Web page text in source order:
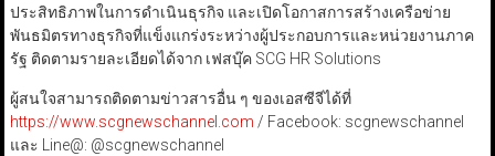
ประสิทธิภาพในการดำเนินธุรกิจ และเปิดโอกาสการสร้างเครือข่าย
พันธมิตรทางธุรกิจที่แข็งแกร่งระหว่างผู้ประกอบการและหน่วยงานภาค
รัฐ ติดตามรายละเอียดได้จาก เฟสบุ๊ค SCG HR Solutions
ผู้สนใจสามารถติดตามข่าวสารอื่น ๆ ของเอสซีจีได้ที่
https://www.scgnewschannel.com / Facebook: scgnewschannel
และ Line@: @scgnewschannel